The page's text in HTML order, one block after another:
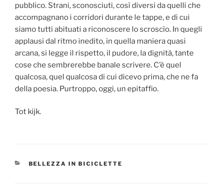
pubblico. Strani, sconosciuti, così diversi da quelli che
accompagnano i corridori durante le tappe, e di cui
siamo tutti abituati a riconoscere lo scroscìo. In quegli
applausi dal ritmo inedito, in quella maniera quasi
arcana, si legge il rispetto, il pudore, la dignità, tante
cose che sembrerebbe banale scrivere. C’è quel
qualcosa, quel qualcosa di cui dicevo prima, che ne fa
della poesia. Purtroppo, oggi, un epitaffio.
Tot kijk.
CATEGORIES
BELLEZZA IN BICICLETTE